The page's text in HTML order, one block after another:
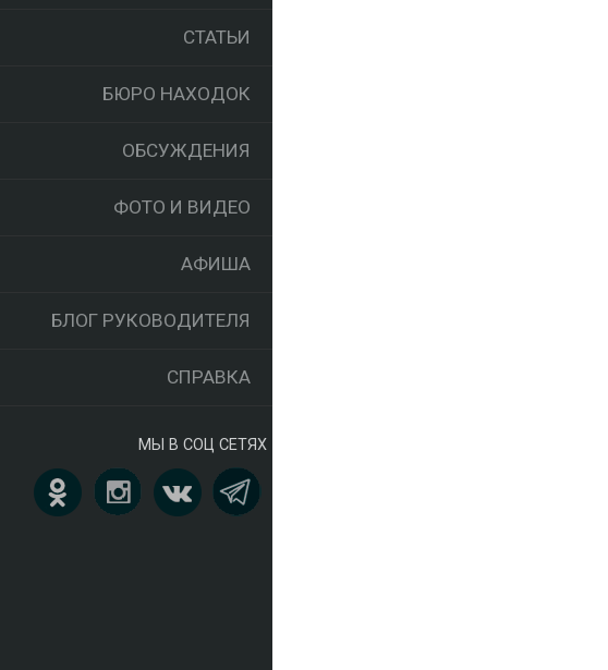
СТАТЬИ
БЮРО НАХОДОК
ОБСУЖДЕНИЯ
ФОТО И ВИДЕО
АФИША
БЛОГ РУКОВОДИТЕЛЯ
СПРАВКА
МЫ В СОЦ СЕТЯХ